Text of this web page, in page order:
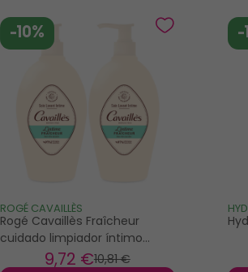
-10%
ROGÉ CAVAILLÈS
Rogé Cavaillès Fraîcheur
cuidado limpiador íntimo
2x250ml
10,81 €
9,72 €
-